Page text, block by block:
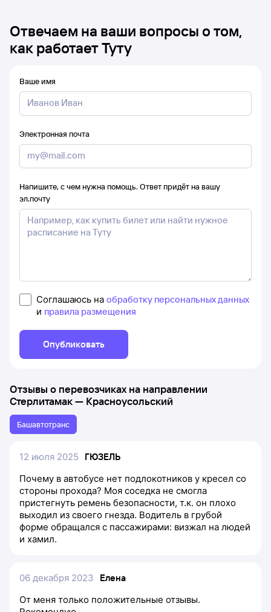
Отвечаем на ваши вопросы о том,
как работает Туту
Ваше имя
Электронная почта
Напишите, с чем нужна помощь. Ответ придёт на вашу
эл.почту
Соглашаюсь на обработку персональных данных
и правила размещения
Опубликовать
Отзывы о перевозчиках на направлении
Стерлитамак— Красноусольский
Башавтотранс
12 июля 2025
ГЮЗЕЛЬ
Почему в автобусе нет подлокотников у кресел со
стороны прохода? Моя соседка не смогла
пристегнуть ремень безопасности, т.к. он плохо
выходил из своего гнезда. Водитель в грубой
форме обращался с пассажирами: визжал на людей
и хамил.
06 декабря 2023
Елена
От меня только положительные отзывы.